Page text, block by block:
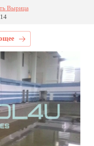
Вырица